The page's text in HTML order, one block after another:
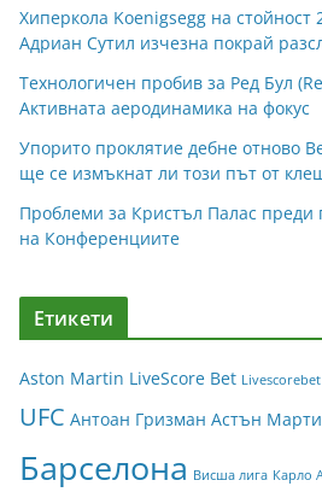
Хиперкола Koenigsegg на
Адриан Сутил изчезна покрай
Технологичен пробив за Ред Бул
Активната аеродинамика на фокус
Упорито проклятие дебне отново
ще се измъкнат ли този път от
Проблеми за Кристъл Палас преди
на Конференциите
Етикети
Aston Martin LiveScore Bet Livescorebet
UFC Антоан Гризман Астън
Барселона Висша лига Карло